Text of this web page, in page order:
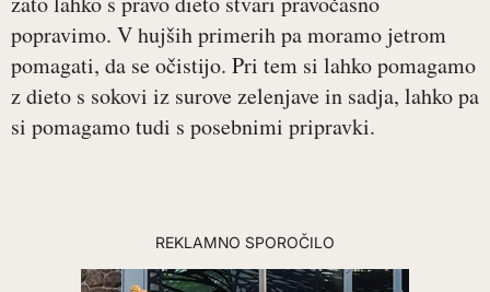
popravimo. V hujših primerih pa moramo jetrom
pomagati, da se očistijo. Pri tem si lahko pomagamo
z dieto s sokovi iz surove zelenjave in sadja, lahko pa
si pomagamo tudi s posebnimi pripravki.
REKLAMNO SPOROČILO